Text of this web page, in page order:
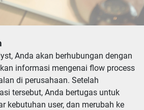
Anda akan berhubungan dengan
informasi mengenai flow process
di perusahaan. Setelah
tersebut, Anda bertugas untuk
kebutuhan user, dan merubah ke